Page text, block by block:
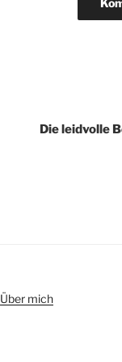
Die leidvolle
Über mich